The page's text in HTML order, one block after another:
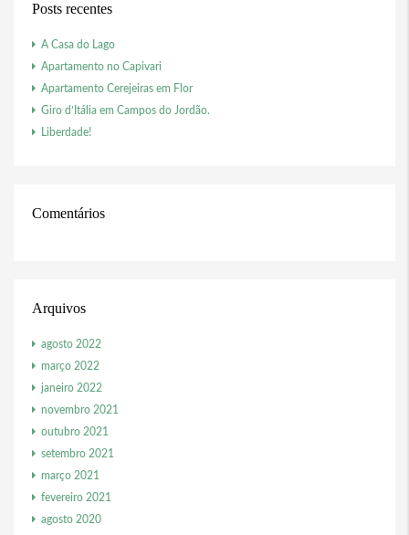
Posts recentes
A Casa do Lago
Apartamento no Capivari
Apartamento Cerejeiras em Flor
Giro d’Itália em Campos do Jordão.
Liberdade!
Comentários
Arquivos
agosto 2022
março 2022
janeiro 2022
novembro 2021
outubro 2021
setembro 2021
março 2021
fevereiro 2021
agosto 2020